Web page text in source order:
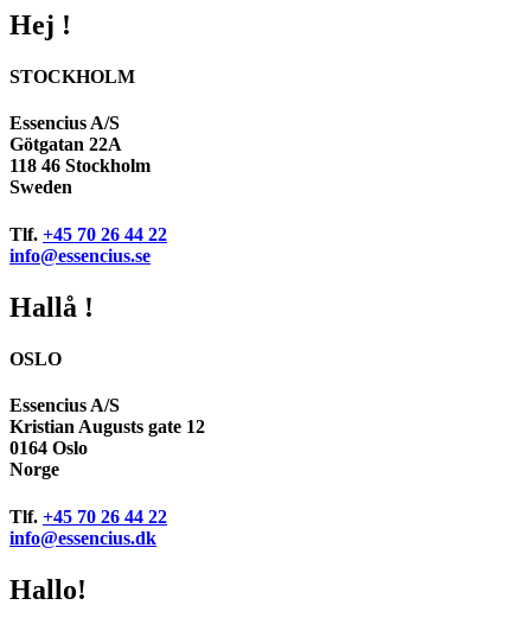
Hej !
STOCKHOLM
Essencius A/S
Götgatan 22A
118 46 Stockholm
Sweden
Tlf. +45 70 26 44 22
info@essencius.se
Hallå !
OSLO
Essencius A/S
Kristian Augusts gate 12
0164 Oslo
Norge
Tlf. +45 70 26 44 22
info@essencius.dk
Hallo!